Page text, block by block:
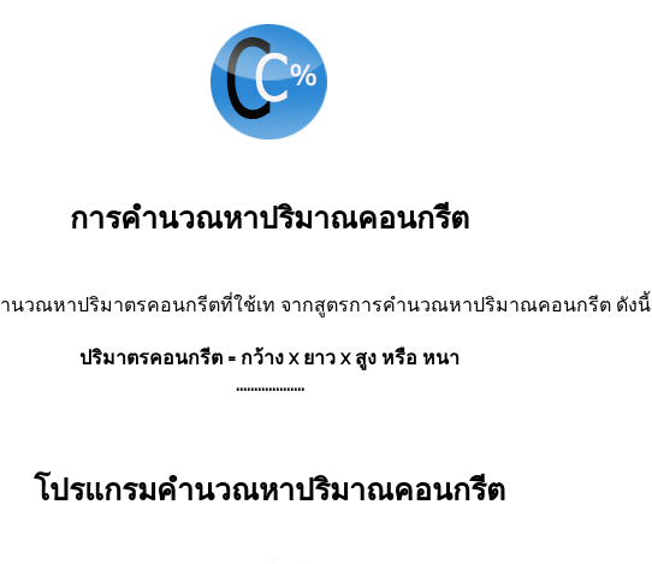
การคำนวณหาปริมาณคอนกรีต
ำนวณหาปริมาตรคอนกรีตที่ใช้เท จากสูตรการคำนวณหาปริมาณคอนกรีต ดังนี้
ปริมาตรคอนกรีต = กว้าง x ยาว x สูง หรือ หนา
...................
โปรแกรมคำนวณหาปริมาณคอนกรีต